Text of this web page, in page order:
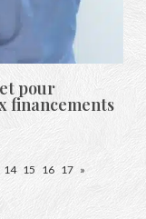
pour
financements
14 15 16 17 »